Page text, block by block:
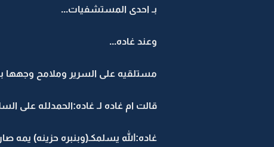
بـ احدى المستشفيات...
وعند غاده...
مستلقيه على السرير وملامح وجهها
قالت ام غاده لـ غاده:الحمدلله على
غاده:الله يسلمكـ(وبنبره حزينه) يمه